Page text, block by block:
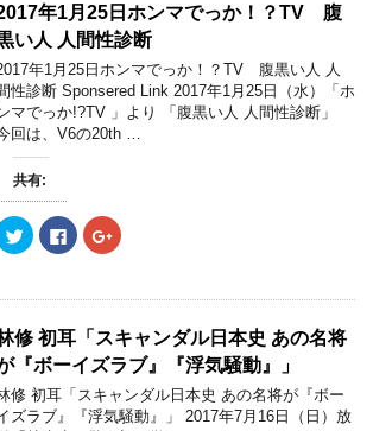
年1月25日ホンマでっか！？TV 腹
い人 人間性診断
年1月25日ホンマでっか！？TV 腹黒い人 人
性診断 Sponsered Link 2017年1月25日（水）「ホ
マでっか!?TV 」より 「腹黒い人 人間性診断」
回は、V6の20th …
共有:
ク
リ
て
w
i
t
e
で
F
a
o
k
で
共
有
す
る
に
ク
リ
て
o
o
g
l
e
+
で
修 初耳「スキャンダル日本史 あの名将
『ボーイズラブ』『浮気騒動』」
修 初耳「スキャンダル日本史 あの名将が『ボー
ズラブ』『浮気騒動』」 2017年7月16日（日）放